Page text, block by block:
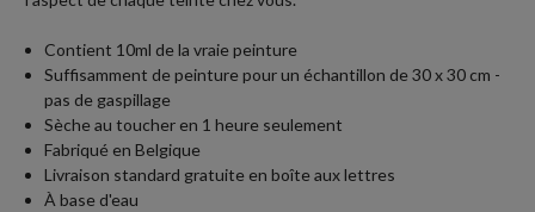
Contient 10ml de la vraie peinture
Suffisamment de peinture pour un échantillon de 30 x 30 cm -
pas de gaspillage
Sèche au toucher en 1 heure seulement
Fabriqué en Belgique
Livraison standard gratuite en boîte aux lettres
À base d'eau